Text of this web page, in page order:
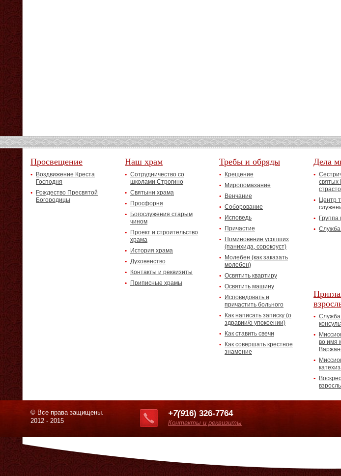
Просвещение
Воздвижение Креста
Господня
Рождество Пресвятой
Богородицы
Наш храм
Сотрудничество со
школами Строгино
Святыни храма
Просфорня
Богослужения старым
чином
Проект и строительство
храма
История храма
Духовенство
Контакты и реквизиты
Приписные храмы
Требы и обряды
Крещение
Миропомазание
Венчание
Соборование
Исповедь
Причастие
Поминовение усопших
(панихида, сорокоуст)
Молебен (как заказать
молебен)
Освятить квартиру
Освятить машину
Исповедовать и
причастить больного
Как написать записку (о
здравии/о упокоении)
Как ставить свечи
Как совершать крестное
знамение
Дела
святых
Центр
Группа
Служба
во имя
© Все права защищены.
2012 - 2015
+7(916) 326-7764
Контакты и реквизиты